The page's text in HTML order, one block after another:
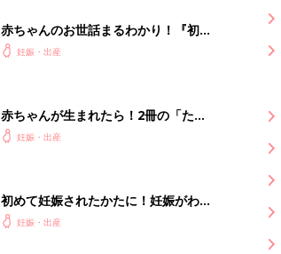
成を自動化する方法
PR（カイタヨ）